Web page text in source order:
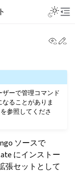
ザーで管理コマンド
ることがありま
を参照してくださ
ソースで
にインストー
張セットとして